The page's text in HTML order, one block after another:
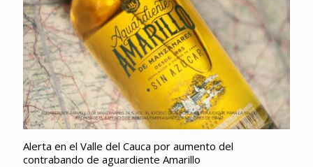
Alerta en el Valle del Cauca por aumento del
contrabando de aguardiente Amarillo